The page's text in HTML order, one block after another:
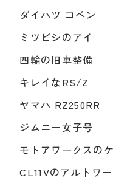
ダイハツ コペン
ミツビシのアイ
四輪の旧車整備
キレイなRS/Z
ヤマハ RZ250RR
ジムニー女子号
モトアワークスの
CL11Vのアルトワ